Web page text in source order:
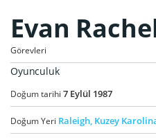
Evan
Görevleri
Oyunculuk
Doğum tarihi 7 Eylül 1987
Doğum Yeri Raleigh, Kuzey